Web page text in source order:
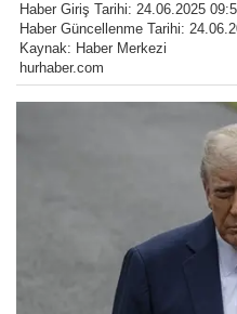
Haber Giriş Tarihi: 24.06.2025
Haber Güncellenme Tarihi:
Kaynak: Haber Merkezi
hurhaber.com